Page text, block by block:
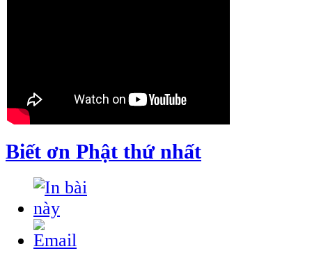
Biết ơn Phật thứ nhất